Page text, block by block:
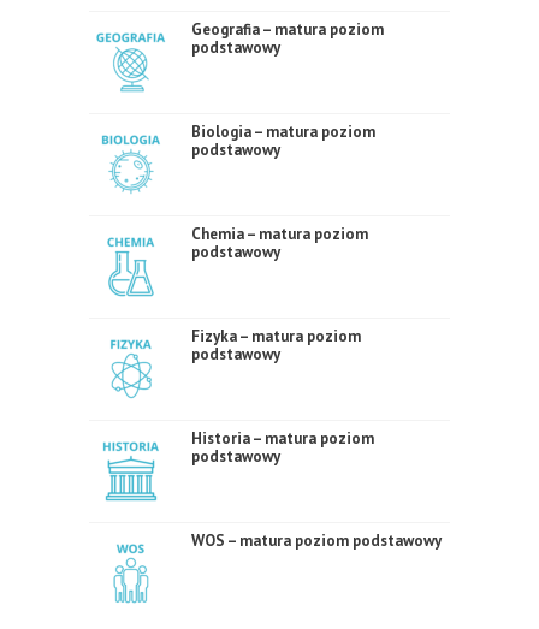
Geografia – matura poziom
podstawowy
Biologia – matura poziom
podstawowy
Chemia – matura poziom
podstawowy
Fizyka – matura poziom
podstawowy
Historia – matura poziom
podstawowy
WOS – matura poziom podstawowy